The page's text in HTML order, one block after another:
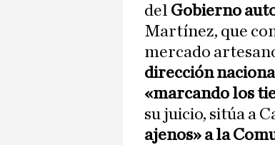
del Gobierno
Martínez, que
mercado
dirección
«marcando los
su juicio, sitúa a
ajenos» a la